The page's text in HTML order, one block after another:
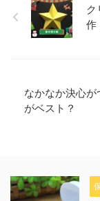
作
なかなか決心
がベスト？